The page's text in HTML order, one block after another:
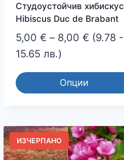
Студоустойчив хибискус
Hibiscus Duc de Brabant
5,00 € – 8,00 € Price
5,00 €
(9.78 -
15.65 лв.)
Опции
has
multiple
variants.
ИЗЧЕРПАНО